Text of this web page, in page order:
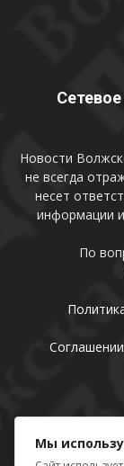
Новости
не всегда
несет
информации
По
Мы